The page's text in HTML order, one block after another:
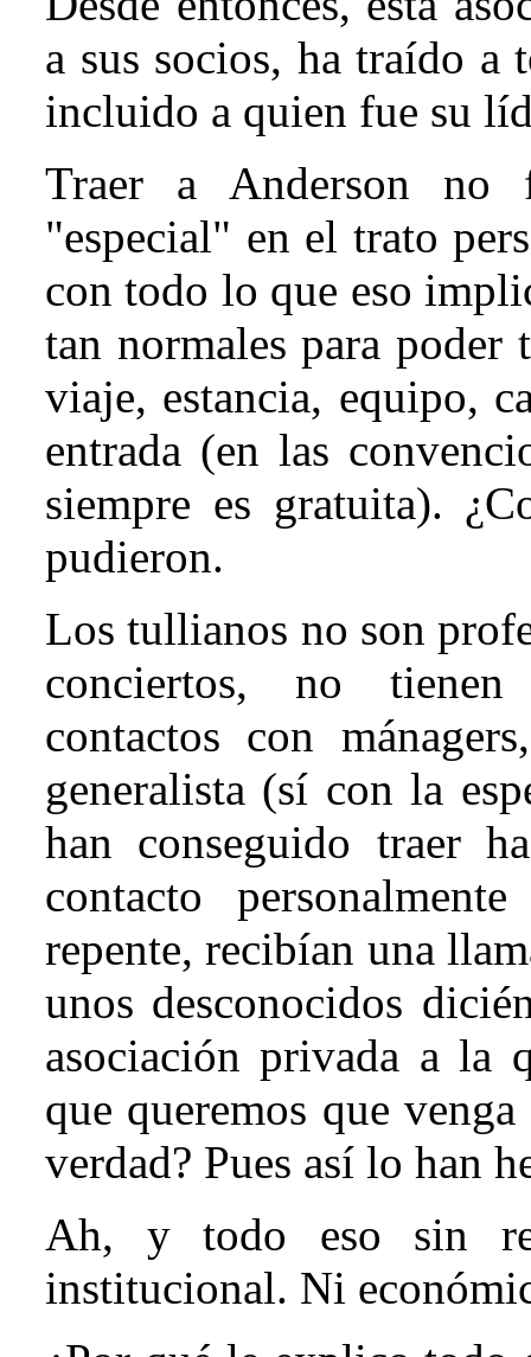
a sus socios, ha traído a
incluido a quien fue su
Traer a Anderson
"especial" en el trato
con todo lo que eso
tan normales para
viaje, estancia, equipo,
entrada (en las
siempre es gratuita).
pudieron.
Los tullianos no son
conciertos, no tienen
contactos con
generalista (sí con la
han conseguido traer
contacto
repente, recibían una
unos desconocidos
asociación privada a la
que queremos que
verdad? Pues así lo han
Ah, y todo eso sin
institucional. Ni